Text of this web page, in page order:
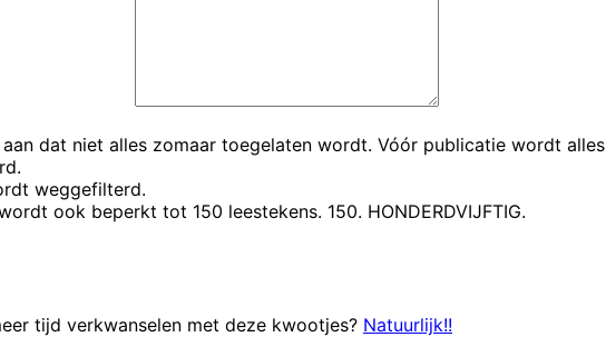
dat niet alles zomaar toegelaten wordt. Vóór publicatie wordt alles
weggefilterd.
ook beperkt tot 150 leestekens. 150. HONDERDVIJFTIG.
tijd verkwanselen met deze kwootjes? Natuurlijk!!